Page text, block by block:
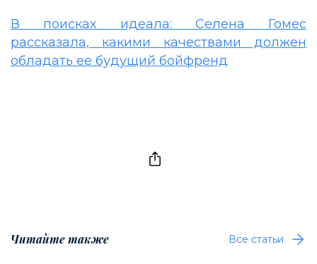
В поисках идеала: Селена Гомес
рассказала, какими качествами должен
обладать ее будущий бойфренд
Читайте также Все статьи